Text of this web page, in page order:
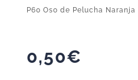
P60 Oso de Pelucha Naranja
0,50€